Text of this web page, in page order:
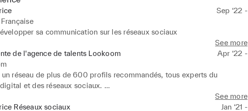
14 Septembre (pour les comptes de Gault et Millau, Only Lyon,
Parisien, K3, CFOC, The Balvenie...) • Agence Hungry & Foolish
de : Oppo, Hendrick's) • Agence LJ Com • Club Néon (pour le
• PharmaVie • Lov Organic • Champagne De Lozey • Ovo
Aux Confitures • LaFourchette (TripAdvisor) • Labeyrie Fine Foods
• Make Me Healthy • Monin • Tout le monde contre le cancer • Peas &
Sep ‘22 -
sa communication sur les réseaux sociaux
See more
de l'agence de talents Lookoom
Apr ‘22 -
réseau de plus de 600 profils recommandés, tous experts du
et des réseaux sociaux.
social ads manager, content manager, social content creator,
See more
Réseaux sociaux
Jan ‘21 -